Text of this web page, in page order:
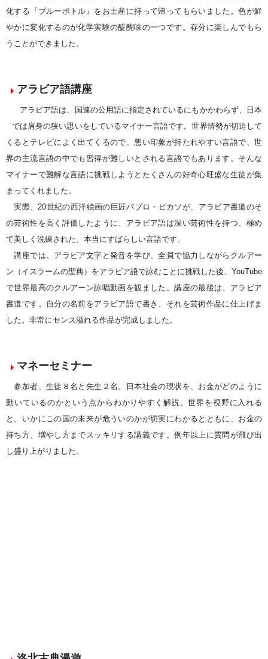
化する『ブルーボトル』をお土産に持って帰ってもらいました。色が鮮
やかに変化するのが化学実験の醍醐味の一つです。存分に楽しんでもら
うことができました。
アラビア語講座
アラビア語は、国連の公用語に指定されているにもかかわらず、日本
では肩身の狭い思いをしているマイナー言語です。世界情勢が切迫して
くるとテレビによく出てくるので、悪い印象が持たれやすい言語で、世
界の主流言語の中でも習得が難しいとされる言語でもあります。そんな
マイナーで難解な言語に挑戦しようとたくさんの好奇心旺盛な生徒が集
まってくれました。
実際、20世紀の西洋絵画の巨匠パブロ・ピカソが、アラビア書道のそ
の芸術性を高く評価したように、アラビア語は深い芸術性を持つ、極め
て美しく洗練された、本当にすばらしい言語です。
講座では、アラビア文字と発音を学び、全員で協力しながらクルアー
ン（イスラームの聖典）をアラビア語で詠むことに挑戦した後、YouTube
で世界最高のクルアーン詠唱動画を観ました。講座の最後は、アラビア
書道です。自分の名前をアラビア語で書き、それを芸術作品に仕上げま
した。非常にセンス溢れる作品が完成しました。
マネーセミナー
参加者、生徒８名と先生２名。日本社会の現状を、お金がどのように
動いているのかという点からわかりやすく解説。世界を視野に入れる
と、いかにこの国の未来が危ういのかが切実にわかるとともに、お金の
持ち方、増やし方までスッキリする講義です。例年以上に質問が飛び出
し盛り上がりました。